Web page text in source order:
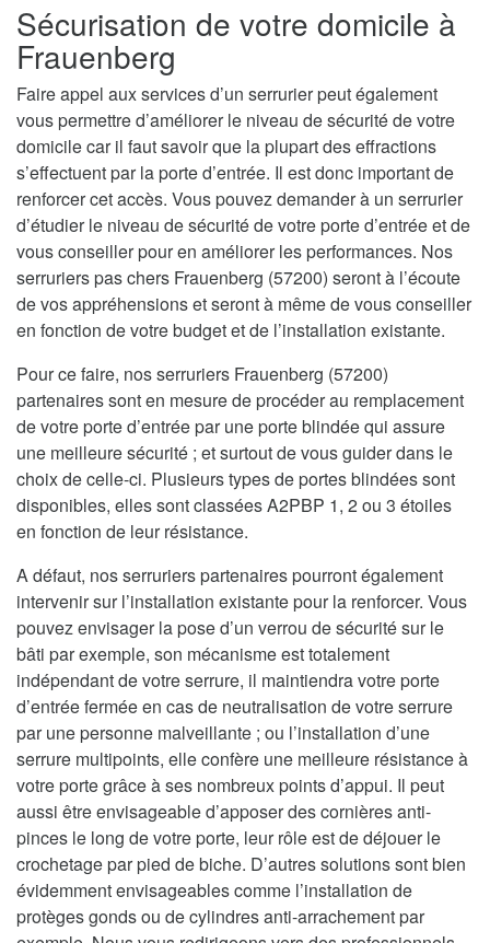
Sécurisation de votre domicile à
Frauenberg
Faire appel aux services d’un serrurier peut également
vous permettre d’améliorer le niveau de sécurité de votre
domicile car il faut savoir que la plupart des effractions
s’effectuent par la porte d’entrée. Il est donc important de
renforcer cet accès. Vous pouvez demander à un serrurier
d’étudier le niveau de sécurité de votre porte d’entrée et de
vous conseiller pour en améliorer les performances. Nos
serruriers pas chers Frauenberg (57200) seront à l’écoute
de vos appréhensions et seront à même de vous conseiller
en fonction de votre budget et de l’installation existante.
Pour ce faire, nos serruriers Frauenberg (57200)
partenaires sont en mesure de procéder au remplacement
de votre porte d’entrée par une porte blindée qui assure
une meilleure sécurité ; et surtout de vous guider dans le
choix de celle-ci. Plusieurs types de portes blindées sont
disponibles, elles sont classées A2PBP 1, 2 ou 3 étoiles
en fonction de leur résistance.
A défaut, nos serruriers partenaires pourront également
intervenir sur l’installation existante pour la renforcer. Vous
pouvez envisager la pose d’un verrou de sécurité sur le
bâti par exemple, son mécanisme est totalement
indépendant de votre serrure, il maintiendra votre porte
d’entrée fermée en cas de neutralisation de votre serrure
par une personne malveillante ; ou l’installation d’une
serrure multipoints, elle confère une meilleure résistance à
votre porte grâce à ses nombreux points d’appui. Il peut
aussi être envisageable d’apposer des cornières anti-
pinces le long de votre porte, leur rôle est de déjouer le
crochetage par pied de biche. D’autres solutions sont bien
évidemment envisageables comme l’installation de
protèges gonds ou de cylindres anti-arrachement par